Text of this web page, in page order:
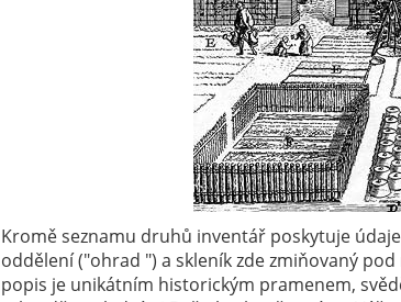
Kromě seznamu druhů inventář poskytuje
oddělení ("ohrad ") a skleník zde zmiňovaný
popis je unikátním historickým pramenem,